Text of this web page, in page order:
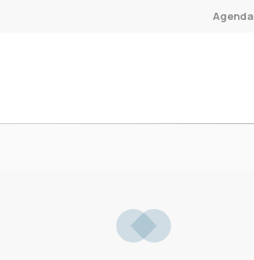
Agenda